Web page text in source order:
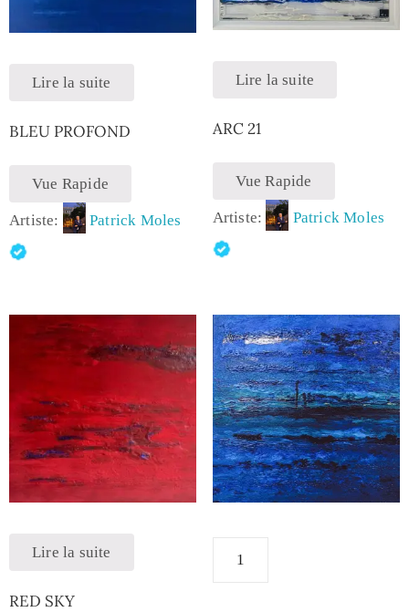
Lire la suite
BLEU PROFOND
Vue Rapide
Artiste: Patrick Moles
Lire la suite
ARC 21
Vue Rapide
Artiste: Patrick Moles
Lire la suite
RED SKY